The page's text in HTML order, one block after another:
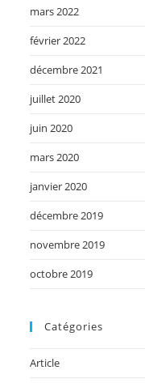
mars 2022
février 2022
décembre 2021
juillet 2020
juin 2020
mars 2020
janvier 2020
décembre 2019
novembre 2019
octobre 2019
Catégories
Article